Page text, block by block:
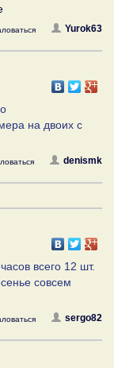
Yurok63
на двоих с
denismk
всего 12 шт.
совсем
sergo82